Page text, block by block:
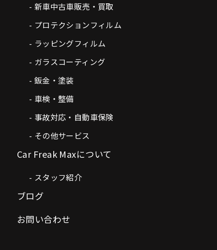
新車中古車販売・買取
プロテクションフィルム
ラッピングフィルム
ガラスコーティング
鈑金・塗装
車検・整備
事故対応・自動車保険
その他サービス
Car Freak Maxについて
スタッフ紹介
ブログ
お問い合わせ